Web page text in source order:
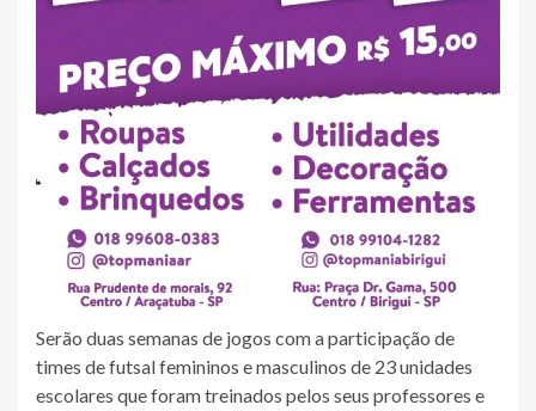
Serão duas semanas de jogos com a participação de
times de futsal femininos e masculinos de 23 unidades
escolares que foram treinados pelos seus professores e